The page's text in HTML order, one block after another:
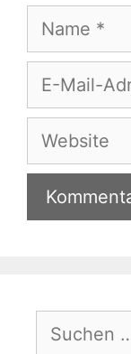
Name
E-
Adresse
Website
nach: